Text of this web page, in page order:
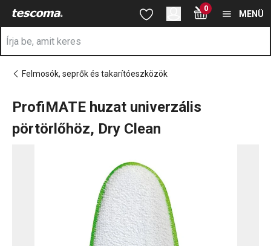
A ProfiMATE huzat univerzális pörtörlőhöz, Dry Clean oldalon
Ugrás a fő tartalomhoz
Ugrás a kereséshez
Ugrás a navigációhoz 0
MENÜ
Felmosók, seprők és takarítóeszközök
ProfiMATE huzat univerzális
pörtörlőhöz, Dry Clean